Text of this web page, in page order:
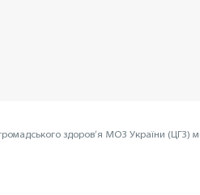
здоров’я МОЗ України (ЦГЗ)